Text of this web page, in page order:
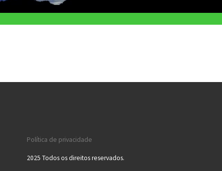
Política de privacidade
2025 Todos os direitos reservados.